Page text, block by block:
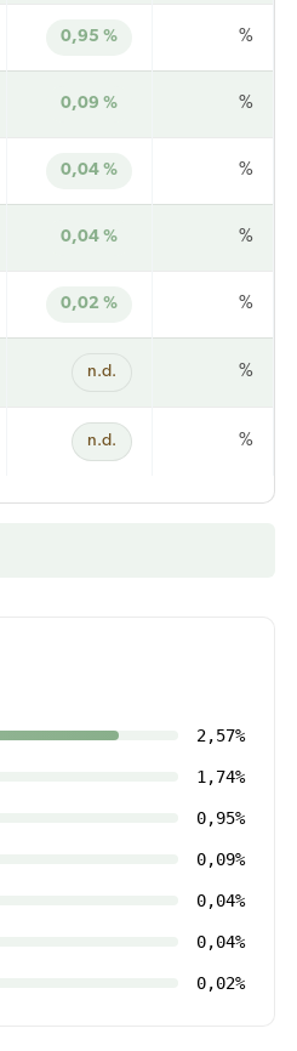
0,95 % %
0,09 % %
0,04 % %
0,04 % %
0,02 % %
n.d. %
n.d. %
2,57%
1,74%
0,95%
0,09%
0,04%
0,04%
0,02%